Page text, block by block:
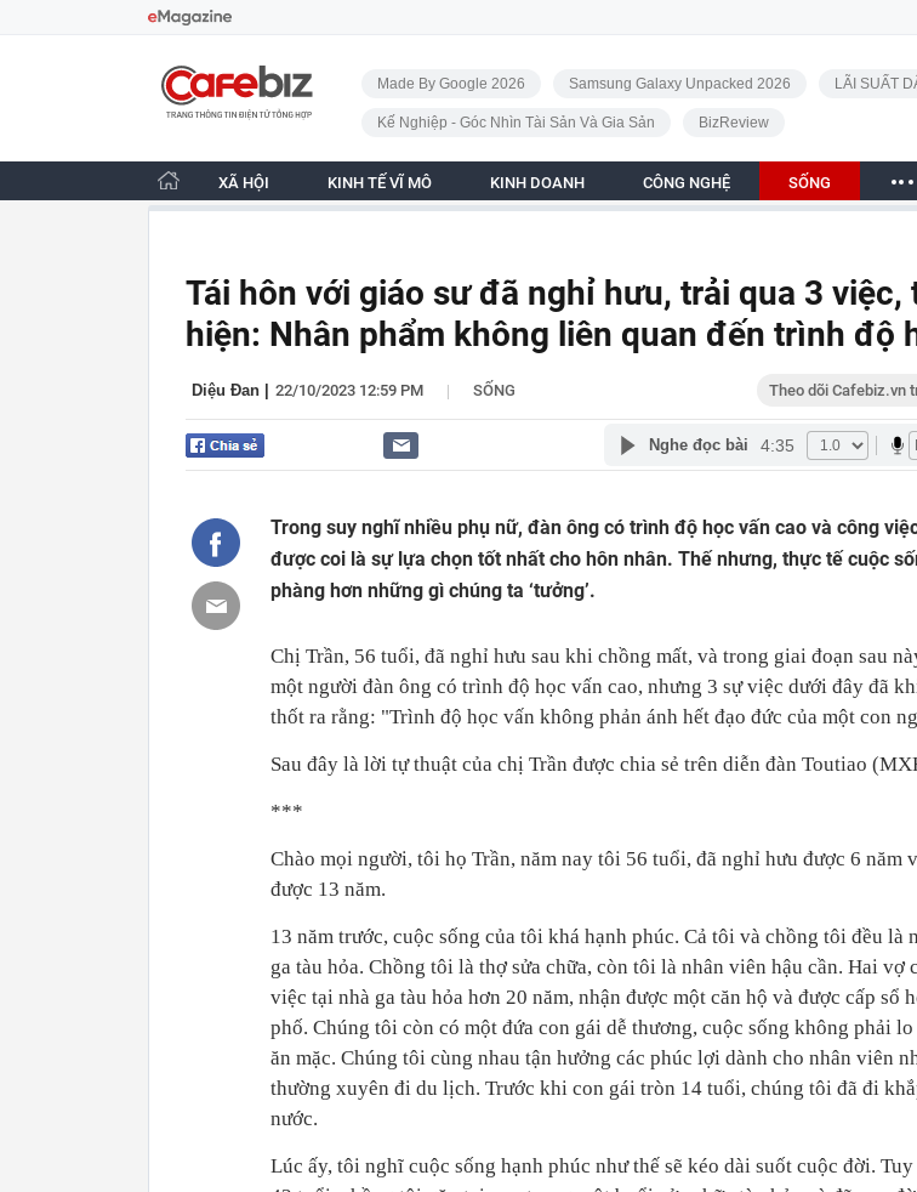
CafeBiz - Trang chủ
Made By Google 2026 Samsung Galaxy Unpacked 2026 LÃI SUẤT
Kế Nghiệp - Góc Nhìn Tài Sản Và Gia Sản BizReview
XÃ HỘI KINH TẾ VĨ MÔ KINH DOANH CÔNG NGHỆ SỐNG
Tái hôn với giáo sư đã nghỉ hưu, trải qua 3 việc,
hiện: Nhân phẩm không liên quan đến trình độ
Diệu Đan 22/10/2023 12:59 PM | SỐNG Theo dõi Cafebiz.vn
Nghe đọc bài 4:35
Trong suy nghĩ nhiều phụ nữ, đàn ông có trình độ học vấn cao và công
được coi là sự lựa chọn tốt nhất cho hôn nhân. Thế nhưng, thực tế cuộc
phàng hơn những gì chúng ta ‘tưởng’.
Chị Trần, 56 tuổi, đã nghỉ hưu sau khi chồng mất, và trong giai đoạn sau
một người đàn ông có trình độ học vấn cao, nhưng 3 sự việc dưới đây đã
thốt ra rằng: "Trình độ học vấn không phản ánh hết đạo đức của một con
Sau đây là lời tự thuật của chị Trần được chia sẻ trên diễn đàn Toutiao
***
Chào mọi người, tôi họ Trần, năm nay tôi 56 tuổi, đã nghỉ hưu được 6 năm
được 13 năm.
13 năm trước, cuộc sống của tôi khá hạnh phúc. Cả tôi và chồng tôi đều là
ga tàu hỏa. Chồng tôi là thợ sửa chữa, còn tôi là nhân viên hậu cần. Hai vợ
việc tại nhà ga tàu hỏa hơn 20 năm, nhận được một căn hộ và được cấp sổ
phố. Chúng tôi còn có một đứa con gái dễ thương, cuộc sống không phải
ăn mặc. Chúng tôi cùng nhau tận hưởng các phúc lợi dành cho nhân viên
thường xuyên đi du lịch. Trước khi con gái tròn 14 tuổi, chúng tôi đã đi
nước.
Lúc ấy, tôi nghĩ cuộc sống hạnh phúc như thế sẽ kéo dài suốt cuộc đời.